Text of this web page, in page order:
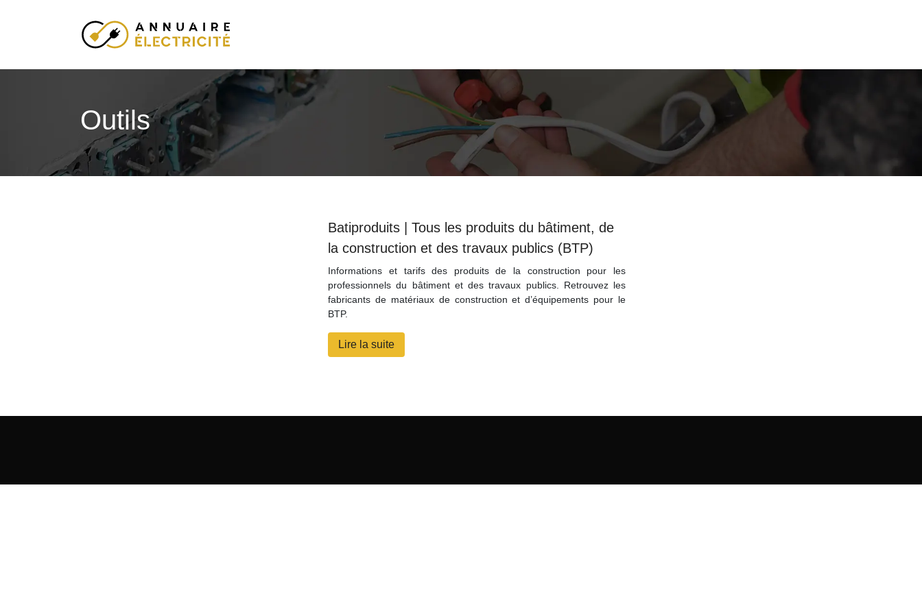
Outils
Batip­ro­duits | Tous les produits du bâtiment, de
la construction et des travaux publics (BTP)
Informations et tarifs des produits de la construction pour les
professionnels du bâtiment et des travaux publics. Retrouvez les
fabricants de matériaux de construction et d’équipements pour le
BTP.
Lire la suite